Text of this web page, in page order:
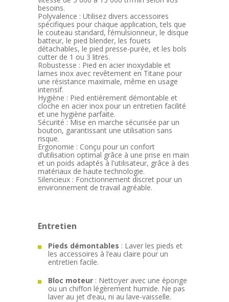
besoins.
Polyvalence : Utilisez divers accessoires
spécifiques pour chaque application, tels que
le couteau standard, l’émulsionneur, le disque
batteur, le pied blender, les fouets
détachables, le pied presse-purée, et les bols
cutter de 1 ou 3 litres.
Robustesse : Pied en acier inoxydable et
lames inox avec revêtement en Titane pour
une résistance maximale, même en usage
intensif.
Hygiène : Pied entièrement démontable et
cloche en acier inox pour un entretien facilité
et une hygiène parfaite.
Sécurité : Mise en marche sécurisée par un
bouton, garantissant une utilisation sans
risque.
Ergonomie : Conçu pour un confort
d’utilisation optimal grâce à une prise en main
et un poids adaptés à l'utilisateur, grâce à des
matériaux de haute technologie.
Silencieux : Fonctionnement discret pour un
environnement de travail agréable.
Entretien
Pieds démontables : Laver les pieds et
les accessoires à l’eau claire pour un
entretien facile.
Bloc moteur : Nettoyer avec une éponge
ou un chiffon légèrement humide. Ne pas
laver au jet d’eau, ni au lave-vaisselle.